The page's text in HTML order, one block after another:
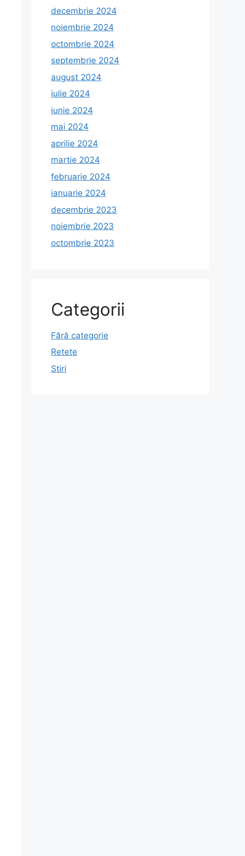
decembrie 2024
noiembrie 2024
octombrie 2024
septembrie 2024
august 2024
iulie 2024
iunie 2024
mai 2024
aprilie 2024
martie 2024
februarie 2024
ianuarie 2024
decembrie 2023
noiembrie 2023
octombrie 2023
Categorii
Fără categorie
Retete
Stiri